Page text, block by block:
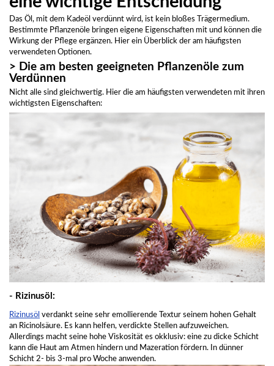
Das Öl, mit dem Kadeöl verdünnt wird, ist kein bloßes Trägermedium.
Bestimmte Pflanzenöle bringen eigene Eigenschaften mit und können die
Wirkung der Pflege ergänzen. Hier ein Überblick der am häufigsten
verwendeten Optionen.
> Die am besten geeigneten Pflanzenöle zum
Verdünnen
Nicht alle sind gleichwertig. Hier die am häufigsten verwendeten mit ihren
wichtigsten Eigenschaften:
- Rizinusöl:
Rizinusöl verdankt seine sehr emollierende Textur seinem hohen Gehalt
an Ricinolsäure. Es kann helfen, verdickte Stellen aufzuweichen.
Allerdings macht seine hohe Viskosität es okklusiv: eine zu dicke Schicht
kann die Haut am Atmen hindern und Mazeration fördern. In dünner
Schicht 2- bis 3-mal pro Woche anwenden.